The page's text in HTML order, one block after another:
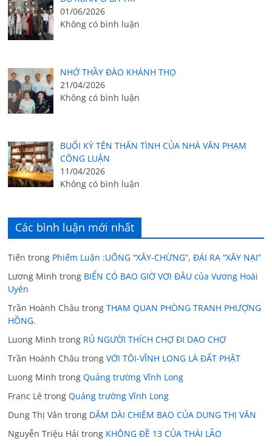
01/06/2026
Không có bình luận
NHỚ THẦY ĐÀO KHÁNH THỌ
21/04/2026
Không có bình luận
BUỔI KÝ TÊN THÂN TÌNH CỦA NHÀ VĂN PHẠM
CÔNG LUẬN
11/04/2026
Không có bình luận
Các bình luận mới nhất
Tiến trong Phiếm Luận :UỐNG “XÂY-CHỪNG”, ĐÁI RA “XÂY NẠI”
Lương Minh trong BIỂN CÓ BAO GIỜ VƠI ĐÂU của Vương Hoài
Uyên
Trần Hoành Châu trongTHAM QUAN PHÒNG TRANH PHƯỢNG
HỒNG.
Luong Minh trong RỦ NGƯỜI THÍCH CHỢ ĐI DẠO CHỢ
Trần Hoành Châu trongVỚI TÔI-VĨNH LONG LÀ ĐẤT PHẬT
Luong Minh trongQuảng trường Vĩnh Long
Franc Lê trongQuảng trường Vĩnh Long
Dung Thị Vân trong DẶM DÀI CHIÊM BAO CỦA DUNG THỊ VÂN
Nguyễn Triệu Hải trong KHÔNG ĐỀ 13 CỦA THÁI LÃO